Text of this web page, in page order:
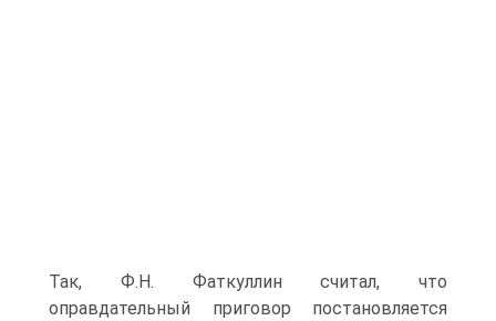
Так, Ф.Н. Фаткуллин считал, что
оправдательный приговор постановляется